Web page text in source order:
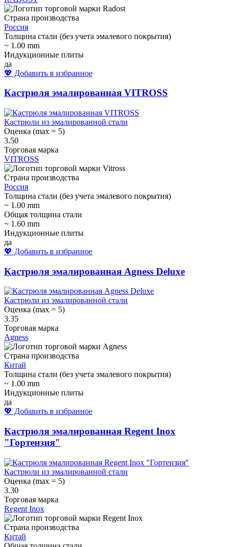
Страна производства
Россия
Толщина стали (без учета эмалевого покрытия)
~ 1.00 mm
Индукционные плиты
да
💖 Добавить в избранное
Кастрюля эмалированная VITROSS
Кастрюли из эмалированной стали
Оценка (max = 5)
3.50
Торговая марка
VITROSS
Страна производства
Россия
Толщина стали (без учета эмалевого покрытия)
~ 1.00 mm
Общая толщина стали
~ 1.60 mm
Индукционные плиты
да
💖 Добавить в избранное
Кастрюля эмалированная Agness Deluxe
Кастрюли из эмалированной стали
Оценка (max = 5)
3.35
Торговая марка
Agness
Страна производства
Китай
Толщина стали (без учета эмалевого покрытия)
~ 1.00 mm
Индукционные плиты
да
💖 Добавить в избранное
Кастрюля эмалированная Regent Inox
"Гортензия"
Кастрюли из эмалированной стали
Оценка (max = 5)
3.30
Торговая марка
Regent Inox
Страна производства
Китай